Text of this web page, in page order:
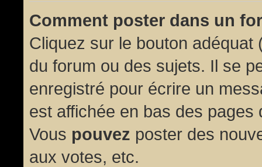
Comment poster dans un
Cliquez sur le bouton
du forum ou des sujets. Il se
enregistré pour écrire un
est affichée en bas des
Vous pouvez poster des
aux votes, etc.